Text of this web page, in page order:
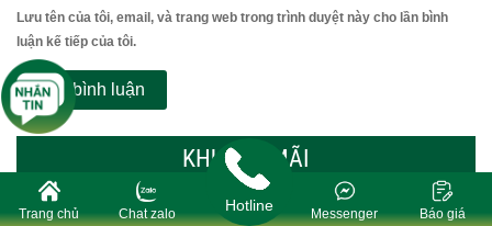
Lưu tên của tôi, email, và trang web trong trình duyệt này cho lần bình
luận kế tiếp của tôi.
KHUYẾN MÃI
Trang chủ Chat zalo Báo giá
Messenger
Hotline